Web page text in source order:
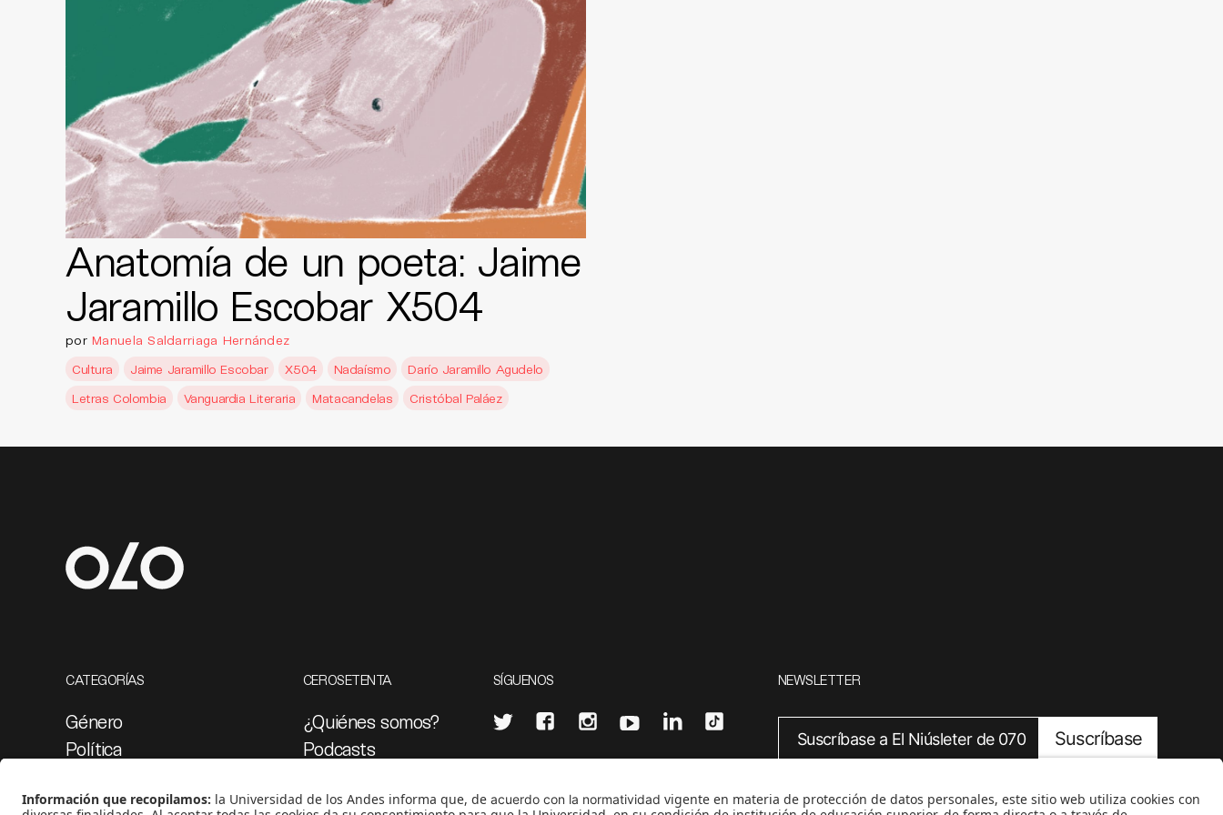
Anatomía de un poeta: Jaime
Jaramillo Escobar X504
por Manuela Saldarriaga Hernández
Cultura
Jaime Jaramillo Escobar X504 Nadaísmo
Darío Jaramillo Agudelo
Letras Colombia
Vanguardia Literaria Matacandelas Cristóbal Paláez
CATEGORÍAS
Género
Política
Medio ambiente
CEROSETENTA
¿Quiénes somos?
Podcasts
Proyectos 070
SÍGUENOS NEWSLETTER
Suscríbase